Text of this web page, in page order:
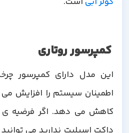
کمپرسور روتاری
این مدل دارای کمپرسور
اطمینان سیستم را افزایش می
کاهش می دهد. اگر فرضیه ی